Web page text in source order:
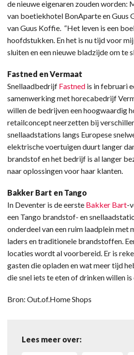
de nieuwe eigenaren zouden worden:
van boetiekhotel BonAparte en Guus
van Guus Koffie. “Het leven is een
hoofdstukken. En het is nu tijd voor
sluiten en een nieuwe bladzijde om te
Fastned en Vermaat
Snellaadbedrijf Fastned is in februari
samenwerking met horecabedrijf
willen de bedrijven een hoogwaardig
retailconcept neerzetten bij
snellaadstations langs Europese
elektrische voertuigen duurt langer
brandstof en het bedrijf is al langer
naar oplossingen voor haar klanten.
Bakker Bart en Tango
In Deventer is de eerste Bakker Bart-
een Tango brandstof- en
onderdeel van een ruim laadplein met
laders en traditionele brandstoffen.
locaties wordt al voorbereid. Er is
gasten die opladen en wat meer tijd
die snel iets te eten of drinken willen is
Bron: Out.of.Home Shops
Lees meer over: